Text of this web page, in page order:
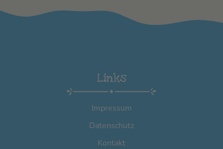
Links
Impressum
Datenschutz
Kontakt